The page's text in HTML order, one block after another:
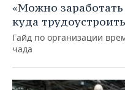
ХОККЕЙ С МЯЧОМ
ПРОИСШЕСТВИЯ
«Можно
куда
Гайд по организации
чада